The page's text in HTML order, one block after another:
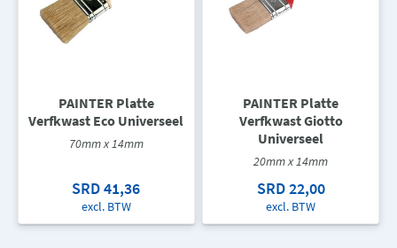
PAINTER Platte
Verfkwast Eco Universeel
70mm x 14mm
SRD 41,36
excl. BTW
PAINTER Platte
Verfkwast Giotto
Universeel
20mm x 14mm
SRD 22,00
excl. BTW